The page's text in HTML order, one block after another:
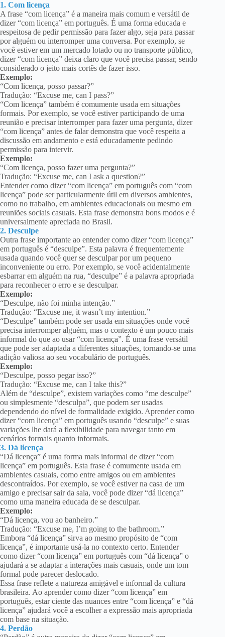
1. Com licença
A frase “com licença” é a maneira mais comum e versátil de
dizer “com licença” em português. É uma forma educada e
respeitosa de pedir permissão para fazer algo, seja para passar
por alguém ou interromper uma conversa. Por exemplo, se
você estiver em um mercado lotado ou no transporte público,
dizer “com licença” deixa claro que você precisa passar, sendo
considerado o jeito mais cortês de fazer isso.
Exemplo:
“Com licença, posso passar?”
Tradução: “Excuse me, can I pass?”
“Com licença” também é comumente usada em situações
formais. Por exemplo, se você estiver participando de uma
reunião e precisar interromper para fazer uma pergunta, dizer
“com licença” antes de falar demonstra que você respeita a
discussão em andamento e está educadamente pedindo
permissão para intervir.
Exemplo:
“Com licença, posso fazer uma pergunta?”
Tradução: “Excuse me, can I ask a question?”
Entender como dizer “com licença” em português com “com
licença” pode ser particularmente útil em diversos ambientes,
como no trabalho, em ambientes educacionais ou mesmo em
reuniões sociais casuais. Esta frase demonstra bons modos e é
universalmente apreciada no Brasil.
2. Desculpe
Outra frase importante ao entender como dizer “com licença”
em português é “desculpe”. Esta palavra é frequentemente
usada quando você quer se desculpar por um pequeno
inconveniente ou erro. Por exemplo, se você acidentalmente
esbarrar em alguém na rua, “desculpe” é a palavra apropriada
para reconhecer o erro e se desculpar.
Exemplo:
“Desculpe, não foi minha intenção.”
Tradução: “Excuse me, it wasn’t my intention.”
“Desculpe” também pode ser usada em situações onde você
precisa interromper alguém, mas o contexto é um pouco mais
informal do que ao usar “com licença”. É uma frase versátil
que pode ser adaptada a diferentes situações, tornando-se uma
adição valiosa ao seu vocabulário de português.
Exemplo:
“Desculpe, posso pegar isso?”
Tradução: “Excuse me, can I take this?”
Além de “desculpe”, existem variações como “me desculpe”
ou simplesmente “desculpa”, que podem ser usadas
dependendo do nível de formalidade exigido. Aprender como
dizer “com licença” em português usando “desculpe” e suas
variações lhe dará a flexibilidade para navegar tanto em
cenários formais quanto informais.
3. Dá licença
“Dá licença” é uma forma mais informal de dizer “com
licença” em português. Esta frase é comumente usada em
ambientes casuais, como entre amigos ou em ambientes
descontraídos. Por exemplo, se você estiver na casa de um
amigo e precisar sair da sala, você pode dizer “dá licença”
como uma maneira educada de se desculpar.
Exemplo:
“Dá licença, vou ao banheiro.”
Tradução: “Excuse me, I’m going to the bathroom.”
Embora “dá licença” sirva ao mesmo propósito de “com
licença”, é importante usá-la no contexto certo. Entender
como dizer “com licença” em português com “dá licença” o
ajudará a se adaptar a interações mais casuais, onde um tom
formal pode parecer deslocado.
Essa frase reflete a natureza amigável e informal da cultura
brasileira. Ao aprender como dizer “com licença” em
português, estar ciente das nuances entre “com licença” e “dá
licença” ajudará você a escolher a expressão mais apropriada
com base na situação.
4. Perdão